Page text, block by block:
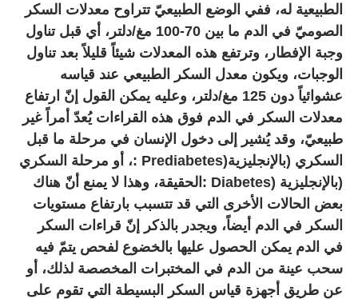
الطبيعية له، ففي الوضع الطبيعيّ تتراوح معدلات السكر
الصوميّ في الدم ما بين 70-100 مغ/دلتر، أي قبل تناول
وجبة الإفطار، وترتفع هذه المعدلات شيئاً قليلاً بعد تناول
الوجبات، ويكون معدل السكر الطبيعي عند قياسه
عشوائياً دون 125 مغ/دلتر، وعليه يمكن القول إنّ ارتفاع
معدلات السكر في الدم فوق هذه القراءات يُعدّ أمراً غير
طبيعيّ، وقد يُشير إلى دخول الإنسان في مرحلة ما قبل
السكري (بالإنجليزية: Prediabetes)، أو مرحلة السكري
(بالإنجليزية : Diabetes) الحقيقة، وهذا لا يمنع أنّ هناك
بعض الحالات الأخرى التي قد تتسبب بارتفاع مستويات
السكر في الدم أيضاً، ويجدر بالذكر إنّ قراءات السكر
في الدم يمكن الحصول عليها بالخضوع لفحص يتمّ فيه
سحب عينة من الدم في المختبرات المخصصة لذلك، أو
عن طريق أجهزة قياس السكر البسيطة التي تقوم على